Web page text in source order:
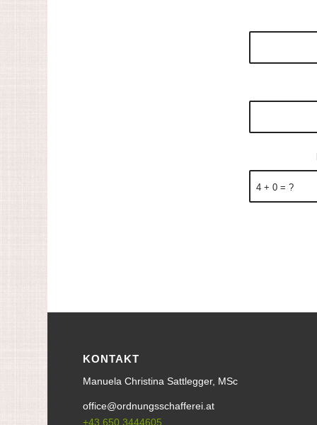
4 + 0 = ?
KONTAKT
Manuela Christina Sattlegger, MSc
office@ordnungsschafferei.at
+43 650 3444605